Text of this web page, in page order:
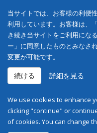
当サイトでは、お客様の利便
利用しています。お客様は、
き続き当サイトをご利用にな
ー」に同意したものとみなさ
変更が可能です。
続ける 詳細を見る
We use cookies to enhance
clicking "continue" or
of cookies. You can change